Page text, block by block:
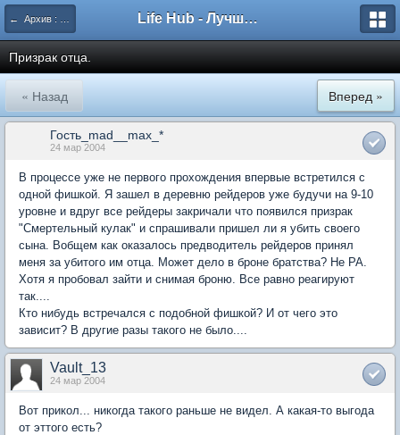
← Архив : Fallout Life Hub - Лучшие компьютерные игры мира
Призрак отца.
« Назад Вперед »
Гость_mad__max_*
24 мар 2004
В процессе уже не первого прохождения впервые встретился с
одной фишкой. Я зашел в деревню рейдеров уже будучи на 9-10
уровне и вдруг все рейдеры закричали что появился призрак
"Смертельный кулак" и спрашивали пришел ли я убить своего
сына. Вобщем как оказалось предводитель рейдеров принял
меня за убитого им отца. Может дело в броне братства? Не РА.
Хотя я пробовал зайти и снимая броню. Все равно реагируют
так....
Кто нибудь встречался с подобной фишкой? И от чего это
зависит? В другие разы такого не было....
Vault_13
24 мар 2004
Вот прикол... никогда такого раньше не видел. А какая-то выгода
от эттого есть?